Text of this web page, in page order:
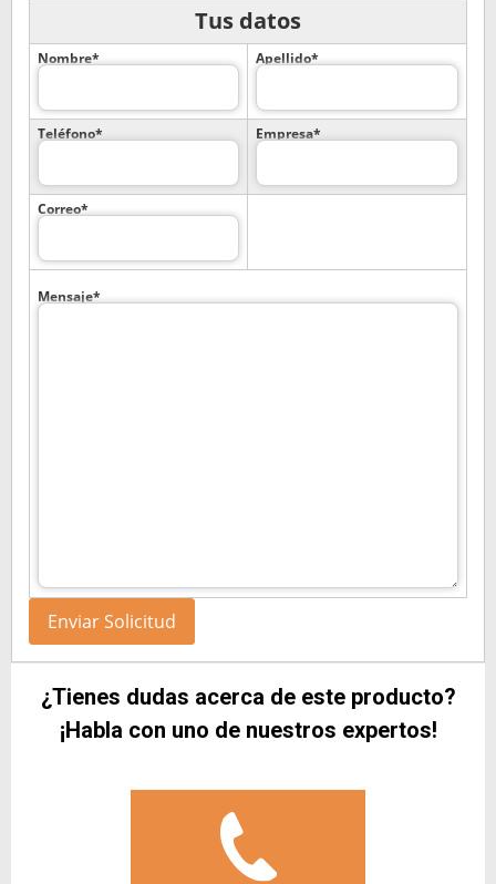
Tus datos
Nombre* Apellido*
Teléfono* Empresa*
Correo*
Mensaje*
¿Tienes dudas acerca de este producto?
¡Habla con uno de nuestros expertos!